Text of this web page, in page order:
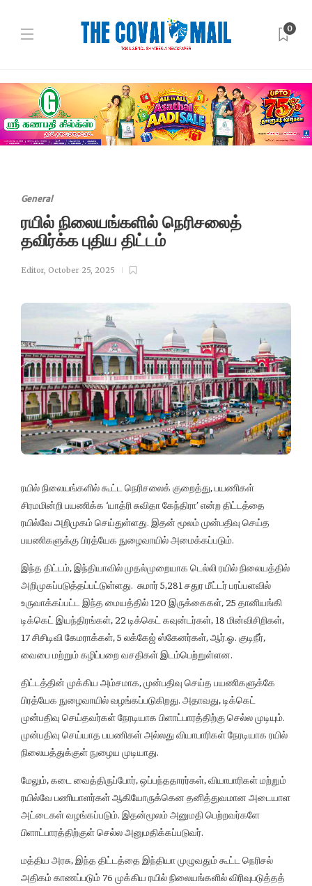
0
General
ரயில் நிலையங்களில் நெரிசலைத்
தவிர்க்க புதிய திட்டம்
Editor, October 25, 2025
ரயில் நிலையங்களில் கூட்ட நெரிசலைக் குறைத்து, பயணிகள்
சிரமமின்றி பயணிக்க ‘யாத்ரி சுவிதா கேந்திரா’ என்ற திட்டத்தை
ரயில்வே அறிமுகம் செய்துள்ளது. இதன் மூலம் முன்பதிவு செய்த
பயணிகளுக்கு பிரத்யேக நுழைவாயில் அமைக்கப்படும்.
இந்த திட்டம், இந்தியாவில் முதல்முறையாக டெல்லி ரயில் நிலையத்தில்
அறிமுகப்படுத்தப்பட்டுள்ளது. சுமார் 5,281 சதுர மீட்டர் பரப்பளவில்
உருவாக்கப்பட்ட இந்த மையத்தில் 120 இருக்கைகள், 25 தானியங்கி
டிக்கெட் இயந்திரங்கள், 22 டிக்கெட் கவுன்டர்கள், 18 மின்விசிறிகள்,
17 சிசிடிவி கேமராக்கள், 5 லக்கேஜ் ஸ்கேனர்கள், ஆர்.ஓ. குடிநீர்,
வைபை மற்றும் கழிப்பறை வசதிகள் இடம்பெற்றுள்ளன.
திட்டத்தின் முக்கிய அம்சமாக, முன்பதிவு செய்த பயணிகளுக்கே
பிரத்யேக நுழைவாயில் வழங்கப்படுகிறது. அதாவது, டிக்கெட்
முன்பதிவு செய்தவர்கள் நேரடியாக பிளாட்பாரத்திற்கு செல்ல முடியும்.
முன்பதிவு செய்யாத பயணிகள் அல்லது வியாபாரிகள் நேரடியாக ரயில்
நிலையத்துக்குள் நுழைய முடியாது.
மேலும், கடை வைத்திருப்போர், ஒப்பந்ததாரர்கள், வியாபாரிகள் மற்றும்
ரயில்வே பணியாளர்கள் ஆகியோருக்கென தனித்துவமான அடையாள
அட்டைகள் வழங்கப்படும். இதன்மூலம் அனுமதி பெற்றவர்களே
பிளாட்பாரத்திற்குள் செல்ல அனுமதிக்கப்படுவர்.
மத்திய அரசு, இந்த திட்டத்தை இந்தியா முழுவதும் கூட்ட நெரிசல்
அதிகம் காணப்படும் 76 முக்கிய ரயில் நிலையங்களில் விரிவுபடுத்தத்